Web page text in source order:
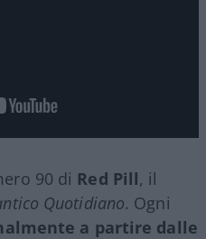
90 di Red Pill, il
Quotidiano. Ogni
a partire dalle